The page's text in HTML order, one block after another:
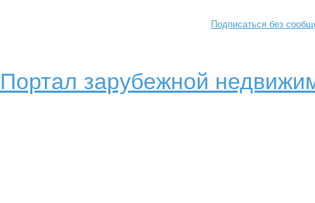
Подписаться без
Портал зарубежной